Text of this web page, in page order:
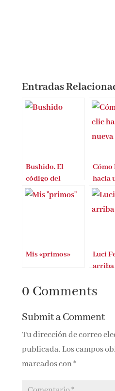
Entradas
Bushido. El
código del
Cómo
hacia
Luci
Submit a Comment
Tu dirección de correo
publicada.Los campos